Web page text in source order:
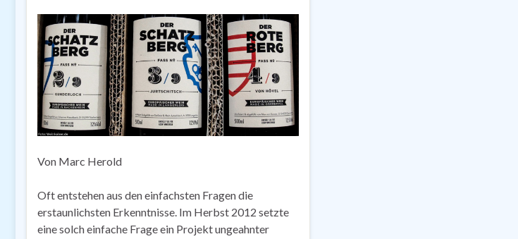
Von Marc Herold
Oft entstehen aus den einfachsten Fragen die
erstaunlichsten Erkenntnisse. Im Herbst 2012 setzte
eine solch einfache Frage ein Projekt ungeahnter